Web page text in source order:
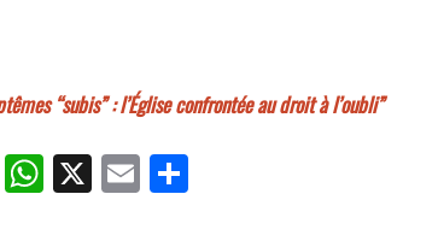
“subis” : l’Église confrontée au droit à l’oubli”
Li
nk
W
ha
X E
m